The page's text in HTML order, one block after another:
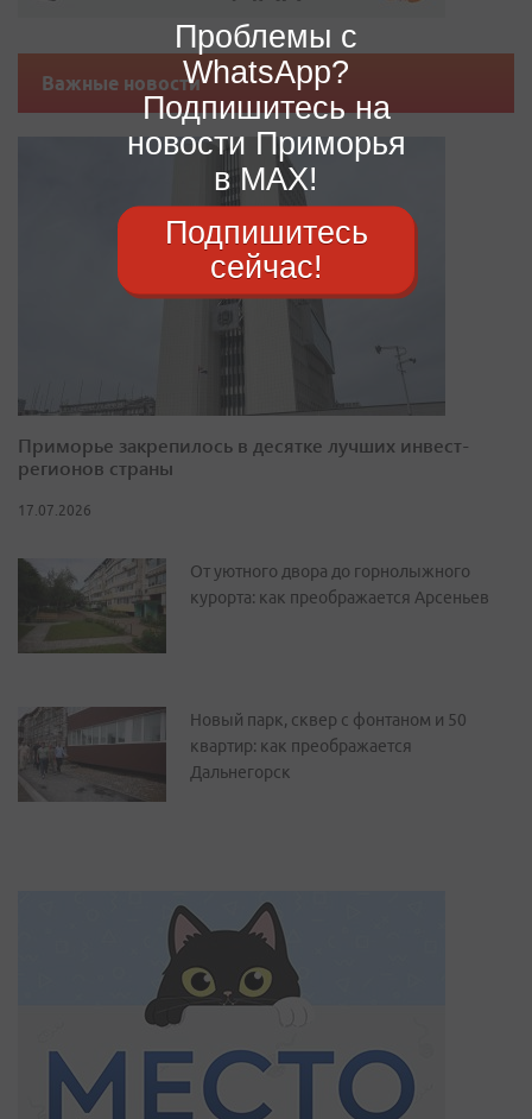
Важные новости
Приморье закрепилось в десятке лучших инвест-
регионов страны
17.07.2026
От уютного двора до горнолыжного
курорта: как преображается Арсеньев
Новый парк, сквер с фонтаном и 50
квартир: как преображается
Дальнегорск
Проблемы с
WhatsApp?
Подпишитесь на
новости Приморья
в MAX!
Подпишитесь
сейчас!